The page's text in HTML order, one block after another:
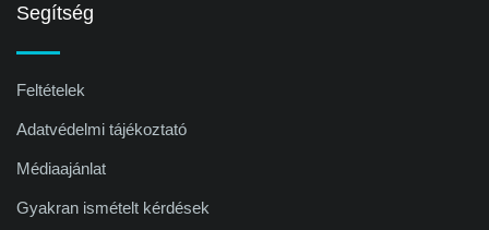
Segítség
Feltételek
Adatvédelmi tájékoztató
Médiaajánlat
Gyakran ismételt kérdések